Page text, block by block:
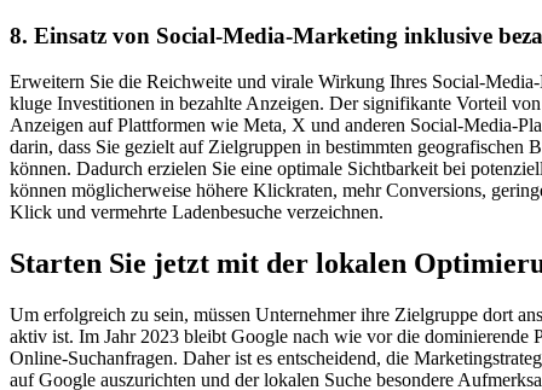
8. Einsatz von Social-Media-Marketing inklusive
Erweitern Sie die Reichweite und virale Wirkung Ihres Social-
kluge Investitionen in bezahlte Anzeigen. Der signifikante Vorteil
Anzeigen auf Plattformen wie Meta, X und anderen Social-Media-
darin, dass Sie gezielt auf Zielgruppen in bestimmten geografischen
können. Dadurch erzielen Sie eine optimale Sichtbarkeit bei
können möglicherweise höhere Klickraten, mehr Conversions,
Klick und vermehrte Ladenbesuche verzeichnen.
Starten Sie jetzt mit der lokalen
Um erfolgreich zu sein, müssen Unternehmer ihre Zielgruppe dort
aktiv ist. Im Jahr 2023 bleibt Google nach wie vor die dominierende
Online-Suchanfragen. Daher ist es entscheidend, die
auf Google auszurichten und der lokalen Suche besondere